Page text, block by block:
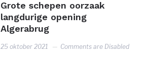
Grote schepen oorzaak
langdurige opening
Algerabrug
25 oktober 2021 Comments are Disabled